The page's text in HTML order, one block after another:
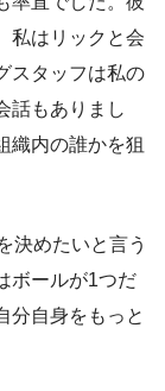
私はリックと会
スタッフは私の
話もありまし
織内の誰かを狙
決めたいと言う
ボールが1つだ
分自身をもっと